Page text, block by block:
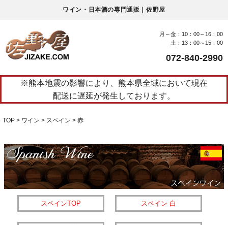
ワイン・日本酒の専門通販｜佐野屋
月～金：10：00～16：00
土：13：00～15：00
072-840-2990
※熊本地震の影響により、熊本県全域において現在
配送に遅延が発生しております。
TOP ワイン スペイン 赤
スペインTOP スペイン 白